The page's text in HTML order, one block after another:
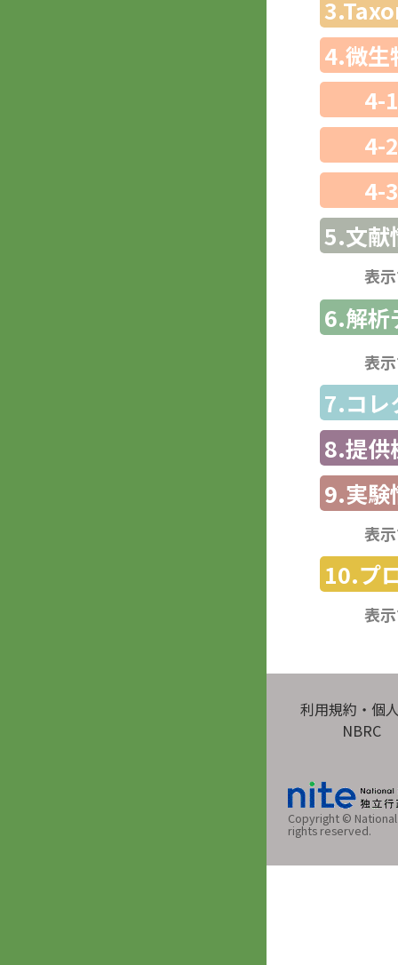
4.微生
4-
4-
4-
5.文献
表
6.解析
表
7.コレ
8.提供
9.実験
表
10.プ
表
利用規約・個
NBRC
Copyright ©
rights reserved.